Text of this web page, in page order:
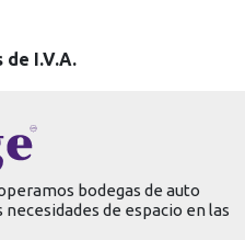
de I.V.A.
bodegas de auto
de espacio en las